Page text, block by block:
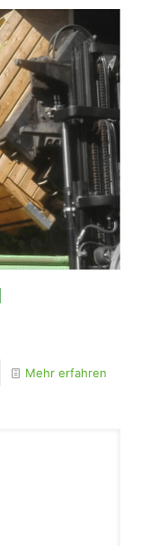
Mehr erfahren